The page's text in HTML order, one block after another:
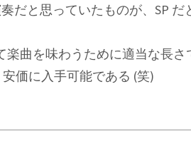
だと思っていたものが、SP だ
楽曲を味わうために適当な長さ
価に入手可能である (笑)